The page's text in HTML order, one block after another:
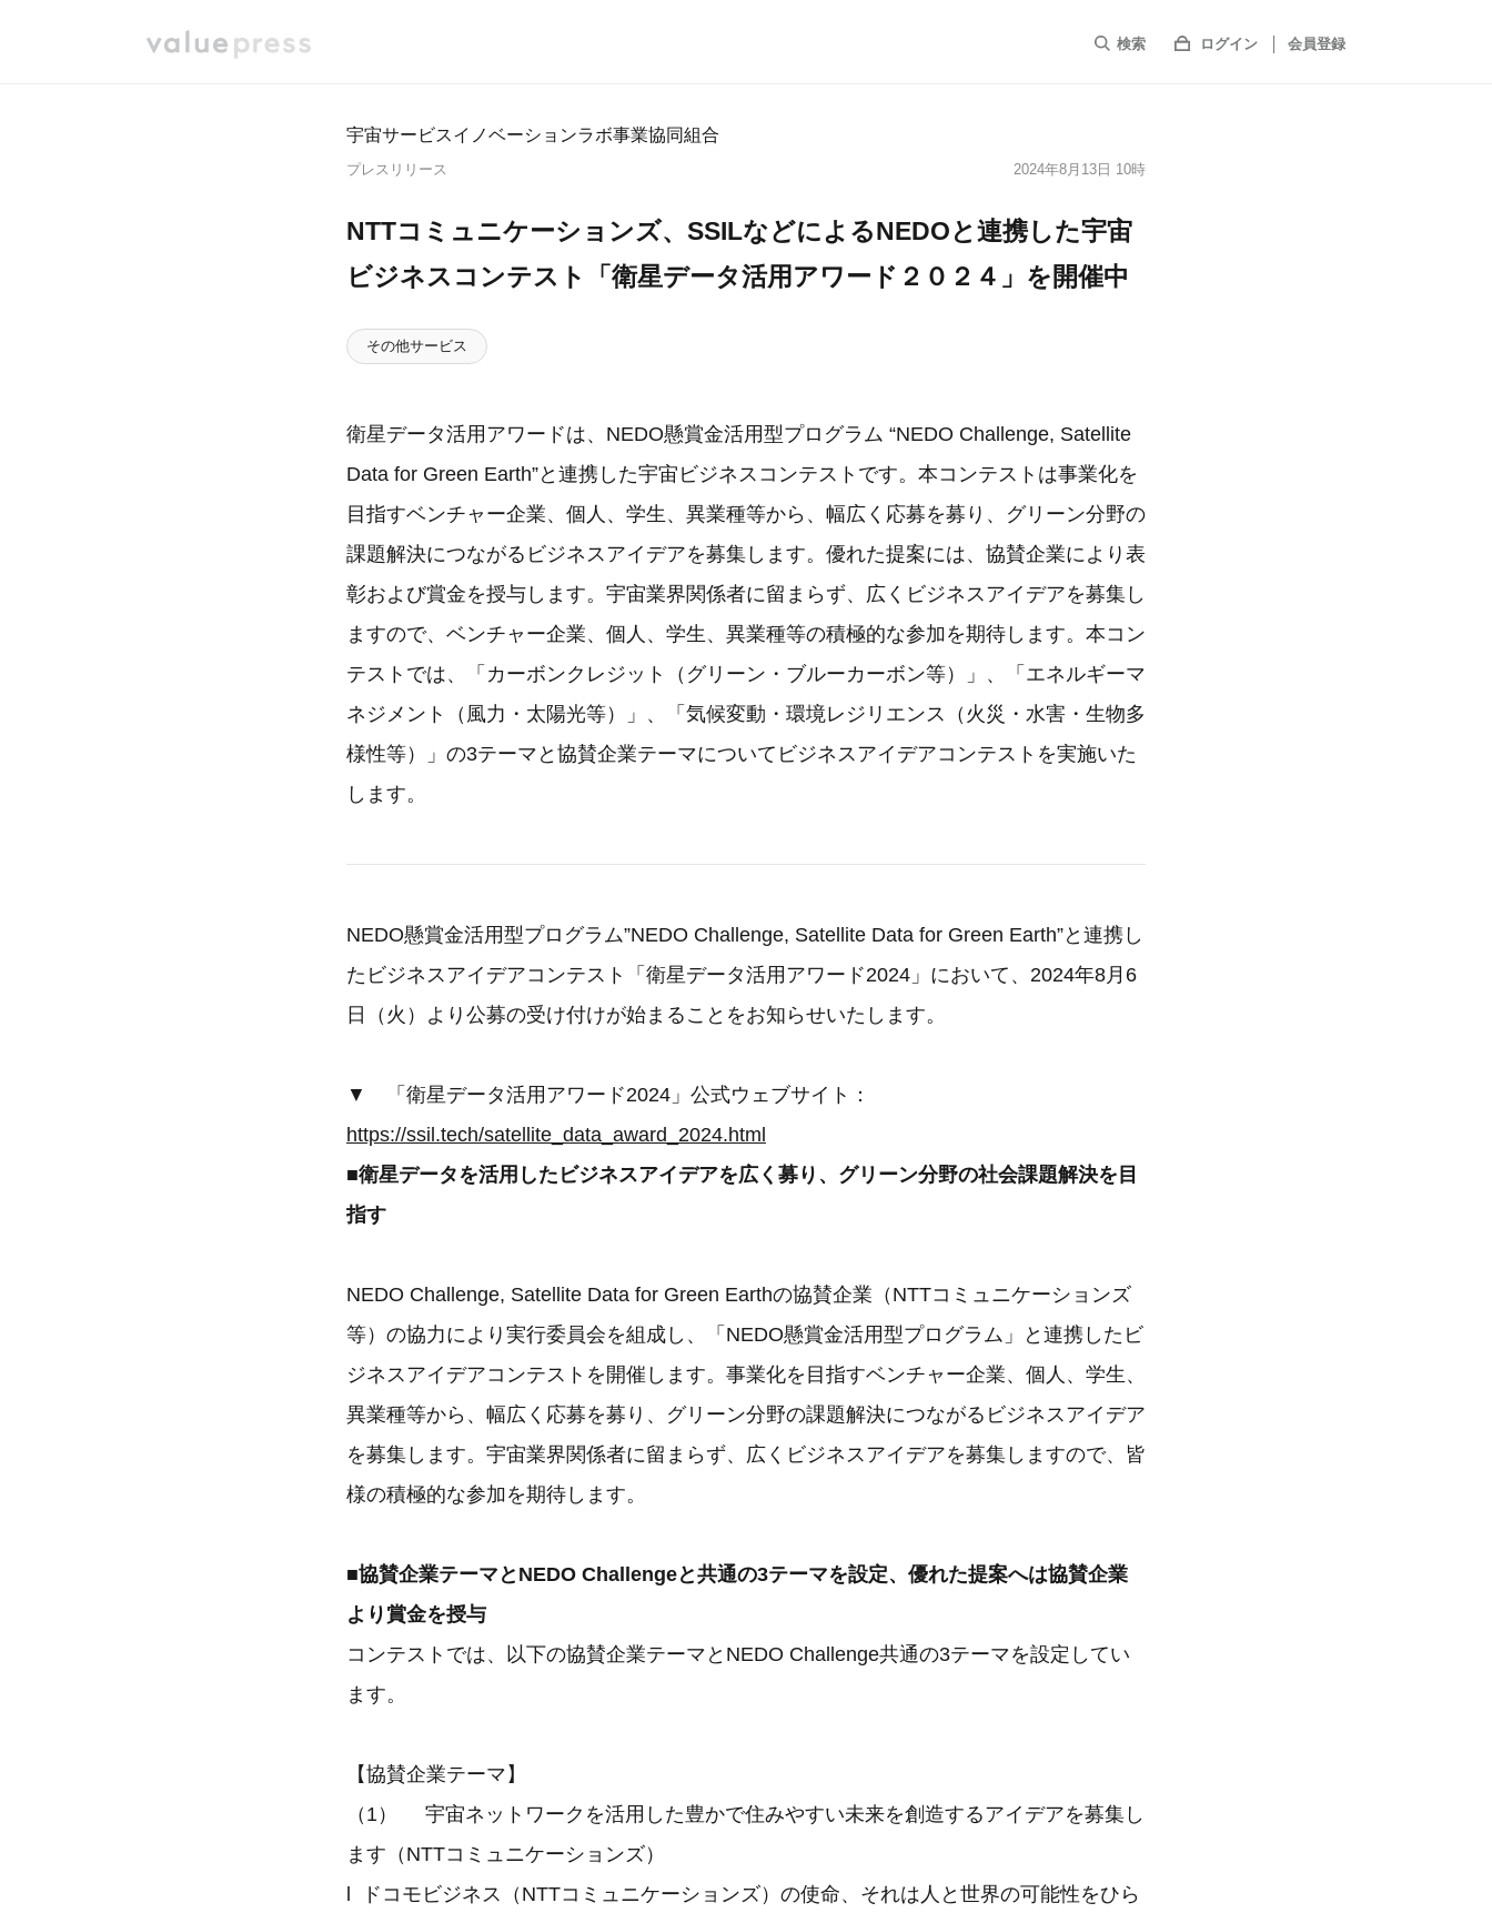
検索 ログイン 会員登録
宇宙サービスイノベーションラボ事業協同組合
プレスリリース 2024年8月13日 10時
NTTコミュニケーションズ、SSILなどによるNEDOと連携した宇宙
ビジネスコンテスト「衛星データ活用アワード２０２４」を開催中
その他サービス
衛星データ活用アワードは、NEDO懸賞金活用型プログラム “NEDO Challenge, Satellite
Data for Green Earth”と連携した宇宙ビジネスコンテストです。本コンテストは事業化を
目指すベンチャー企業、個人、学生、異業種等から、幅広く応募を募り、グリーン分野の
課題解決につながるビジネスアイデアを募集します。優れた提案には、協賛企業により表
彰および賞金を授与します。宇宙業界関係者に留まらず、広くビジネスアイデアを募集し
ますので、ベンチャー企業、個人、学生、異業種等の積極的な参加を期待します。本コン
テストでは、「カーボンクレジット（グリーン・ブルーカーボン等）」、「エネルギーマ
ネジメント（風力・太陽光等）」、「気候変動・環境レジリエンス（火災・水害・生物多
様性等）」の3テーマと協賛企業テーマについてビジネスアイデアコンテストを実施いた
します。
NEDO懸賞金活用型プログラム”NEDO Challenge, Satellite Data for Green Earth”と連携し
たビジネスアイデアコンテスト「衛星データ活用アワード2024」において、2024年8月6
日（火）より公募の受け付けが始まることをお知らせいたします。
▼ 「衛星データ活用アワード2024」公式ウェブサイト：
https://ssil.tech/satellite_data_award_2024.html
■衛星データを活用したビジネスアイデアを広く募り、グリーン分野の社会課題解決を目
指す
NEDO Challenge, Satellite Data for Green Earthの協賛企業（NTTコミュニケーションズ
等）の協力により実行委員会を組成し、「NEDO懸賞金活用型プログラム」と連携したビ
ジネスアイデアコンテストを開催します。事業化を目指すベンチャー企業、個人、学生、
異業種等から、幅広く応募を募り、グリーン分野の課題解決につながるビジネスアイデア
を募集します。宇宙業界関係者に留まらず、広くビジネスアイデアを募集しますので、皆
様の積極的な参加を期待します。
■協賛企業テーマとNEDO Challengeと共通の3テーマを設定、優れた提案へは協賛企業
より賞金を授与
コンテストでは、以下の協賛企業テーマとNEDO Challenge共通の3テーマを設定してい
ます。
【協賛企業テーマ】
（1） 宇宙ネットワークを活用した豊かで住みやすい未来を創造するアイデアを募集し
ます（NTTコミュニケーションズ）
l ドコモビジネス（NTTコミュニケーションズ）の使命、それは人と世界の可能性をひら